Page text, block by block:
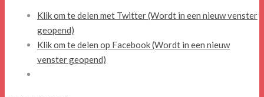
Klik om te delen met Twitter (Wordt in een nieuw venster
geopend)
Klik om te delen op Facebook (Wordt in een nieuw
venster geopend)